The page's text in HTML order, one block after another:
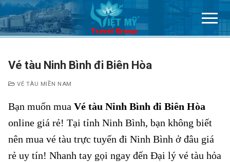
Chuyển
đến
nội
Vé tàu Ninh Bình đi Biên Hòa
VÉ TÀU MIỀN NAM
Bạn muốn mua Vé tàu Ninh Bình đi Biên Hòa
online giá rẻ! Tại tỉnh Ninh Bình, bạn không biết
nên mua vé tàu trực tuyến đi Ninh Bình ở đâu giá
rẻ uy tín! Nhanh tay gọi ngay đến Đại lý vé tàu hỏa